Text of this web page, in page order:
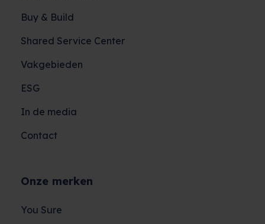
Buy & Build
Shared Service Center
Vakgebieden
ESG
In de media
Contact
Onze merken
You Sure